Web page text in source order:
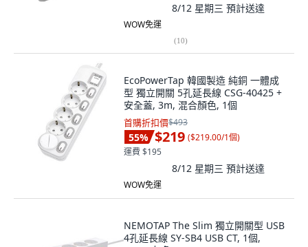
8/12 星期三 預計送達
WOW免運
(10)
EcoPowerTap 韓國製造 純銅 一體成
型 獨立開關 5孔延長線 CSG-40425 +
安全蓋, 3m, 混合顏色, 1個
首購折扣價$493
55% $219 ($219.00/1個)
運費 $195
8/12 星期三 預計送達
WOW免運
NEMOTAP The Slim 獨立開關型 USB
4孔延長線 SY-SB4 USB CT, 1個,